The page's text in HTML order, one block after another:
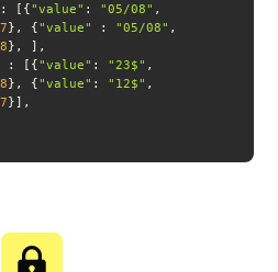
: [{"value" : "05/08"
}, {"value" : "05/08"
: [{"value" : "23$"
}, {"value" : "12$"